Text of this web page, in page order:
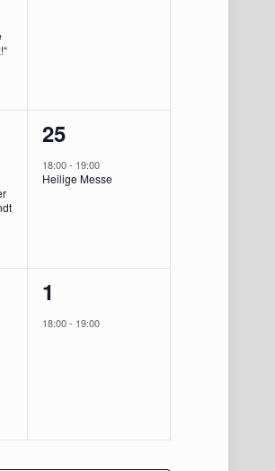
1
Veranstaltung,
25
18:00- 19:00
Heilige Messe
1
Veranstaltung,
1
18:00- 19:00